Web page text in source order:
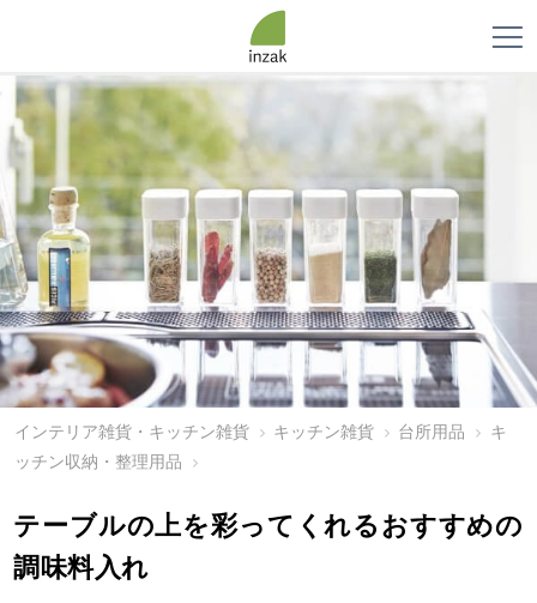
インテリア雑貨・キッチン雑貨 キッチン雑貨 台所用品
キ
ッチン収納・整理用品
テーブルの上を彩ってくれるおすすめの
調味料入れ